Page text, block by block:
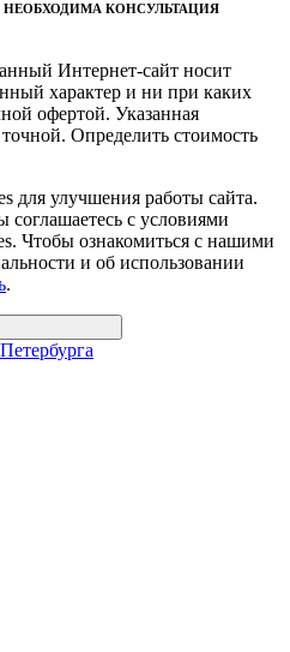
КОНСУЛЬТАЦИЯ
Интернет-сайт носит
характер и ни при каких
офертой. Указанная
точной. Определить стоимость
для улучшения работы сайта.
соглашаетесь с условиями
Чтобы ознакомиться с нашими
и об использовании
.